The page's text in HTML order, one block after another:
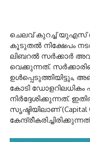
ചെലവ് കുറച്ച് യുഎസ്
കൂടുതൽ നിക്ഷേപം
ലിബറൽ സർക്കാർ
വെക്കുന്നത്.
ഉൾപ്പെടുത്തിയിട്ടും,
കോടി
നിർദ്ദേശിക്കുന്നത്.
സൃഷ്ടിയിലാണ് (Capital